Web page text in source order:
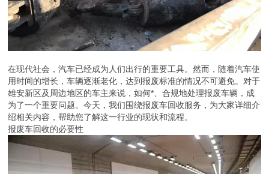
在现代社会，汽车已经成为人们出行的重要工具。然而，随着汽车使
用时间的增长，车辆逐渐老化，达到报废标准的情况不可避免。对于
雄安新区及周边地区的车主来说，如何*、合规地处理报废车辆，成
为了一个重要问题。今天，我们围绕报废车回收服务，为大家详细介
绍相关内容，帮助您了解这一行业的现状和流程。
报废车回收的必要性